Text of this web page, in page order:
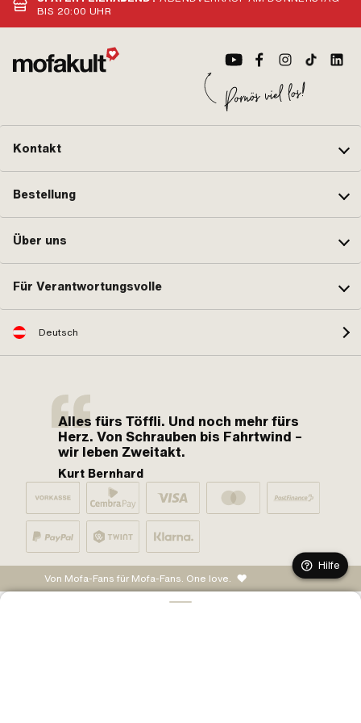
Anwendungsbereich: (De-)
Festigkeitsklasse: 8.8
BIS 20:00 UHR
Kontakt
Bestellung
Über uns
Für Verantwortungsvolle
Deutsch
Alles fürs Töffli. Und noch mehr fürs
Herz. Von Schrauben bis Fahrtwind –
wir leben Zweitakt.
Kurt Bernhard
Von Mofa-Fans für Mofa-Fans. One love.
Hilfe